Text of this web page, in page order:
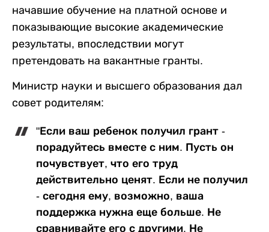
начавшие обучение на платной основе и
показывающие высокие академические
результаты, впоследствии могут
претендовать на вакантные гранты.
Министр науки и высшего образования дал
совет родителям:
"Если ваш ребенок получил грант -
порадуйтесь вместе с ним. Пусть он
почувствует, что его труд
действительно ценят. Если не получил
- сегодня ему, возможно, ваша
поддержка нужна еще больше. Не
сравнивайте его с другими. Не